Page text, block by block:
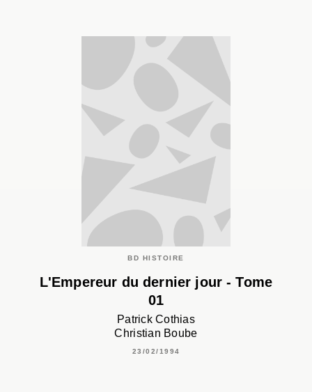
BD HISTOIRE
L'Empereur du dernier jour - Tome
01
Patrick Cothias
Christian Boube
23/02/1994